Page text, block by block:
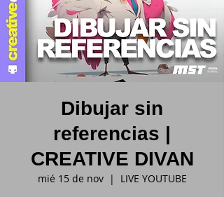
Dibujar sin
referencias |
CREATIVE DIVAN
mié 15 de nov
  |
LIVE YOUTUBE